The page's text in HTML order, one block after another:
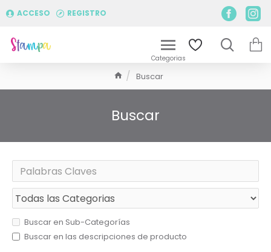
ACCESO REGISTRO
Buscar
Buscar
Buscar en Sub-Categorías
Buscar en las descripciones de producto